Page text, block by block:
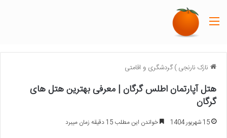
نازک نارنجی)گردشگری و اقامتی
هتل آپارتمان اطلس گرگان | معرفی بهترین هتل های
گرگان
15 شهریور 1404 خواندن این مطلب 15 دقیقه زمان میبرد